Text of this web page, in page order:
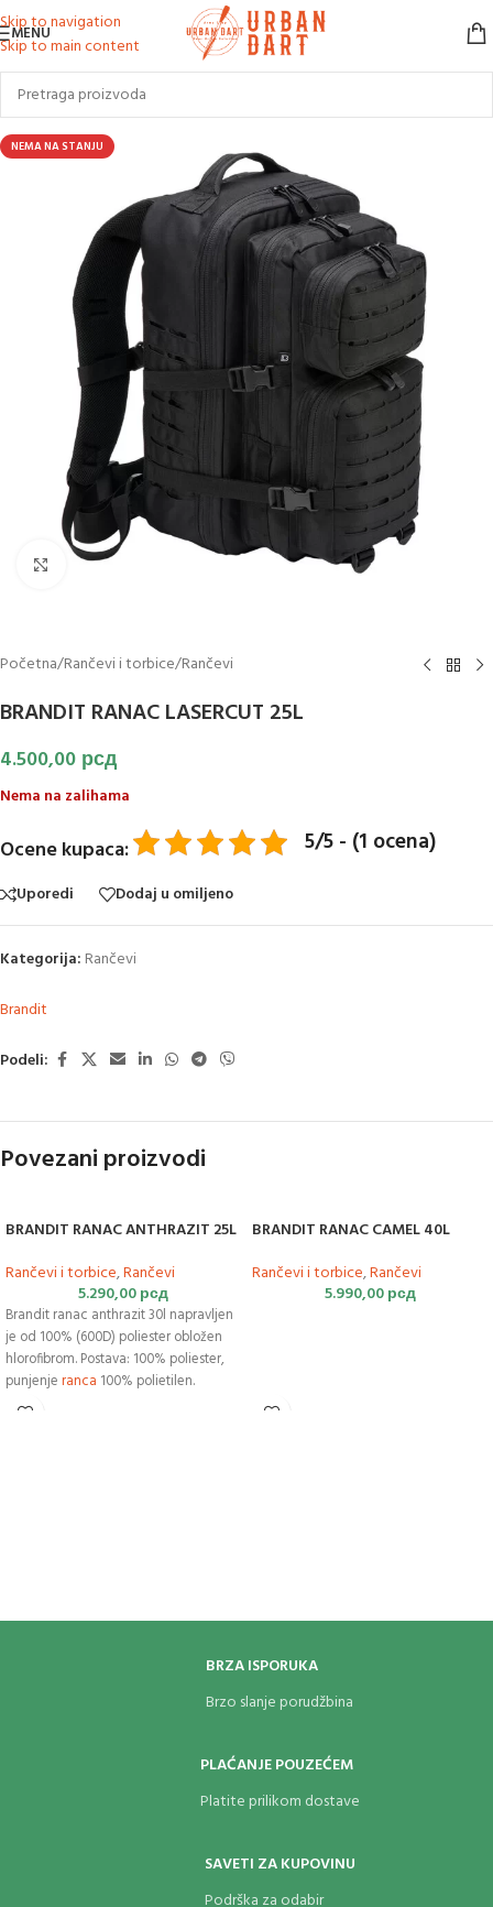
Skip to navigation
Skip to main content
MENU
NEMA NA STANJU
Klikni za uvećanje slike
Početna/Rančevi i torbice/Rančevi
BRANDIT RANAC LASERCUT 25L
4.500,00 рсд
Nema na zalihama
Ocene kupaca: 5/5 - (1 ocena)
Uporedi Dodaj u omiljeno
Kategorija: Rančevi
Brandit
Podeli:
Povezani proizvodi
BRANDIT RANAC ANTHRAZIT 25L
Rančevi i torbice,Rančevi
5.290,00рсд
Brandit ranac anthrazit 30l napravljen
je od 100% (600D) poliester obložen
hlorofibrom. Postava: 100% poliester,
punjenje ranca 100% polietilen.
Dimenzije
BRANDIT RANAC CAMEL 40L
Rančevi i torbice,Rančevi
5.990,00рсд
BRZA ISPORUKA
Brzo slanje porudžbina
PLAĆANJE POUZEĆEM
Platite prilikom dostave
SAVETI ZA KUPOVINU
Podrška za odabir